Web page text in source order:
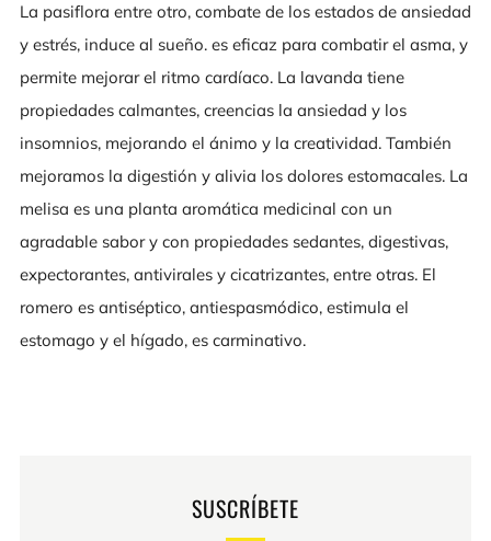
La pasiflora entre otro, combate de los estados de ansiedad
y estrés, induce al sueño. es eficaz para combatir el asma, y
​​permite mejorar el ritmo cardíaco. La lavanda tiene
propiedades calmantes, creencias la ansiedad y los
insomnios, mejorando el ánimo y la creatividad. También
mejoramos la digestión y alivia los dolores estomacales. La
melisa es una planta aromática medicinal con un
agradable sabor y con propiedades sedantes, digestivas,
expectorantes, antivirales y cicatrizantes, entre otras. El
romero es antiséptico, antiespasmódico, estimula el
estomago y el hígado, es carminativo.
SUSCRÍBETE